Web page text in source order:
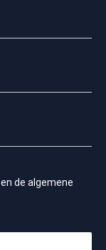
en de algemene